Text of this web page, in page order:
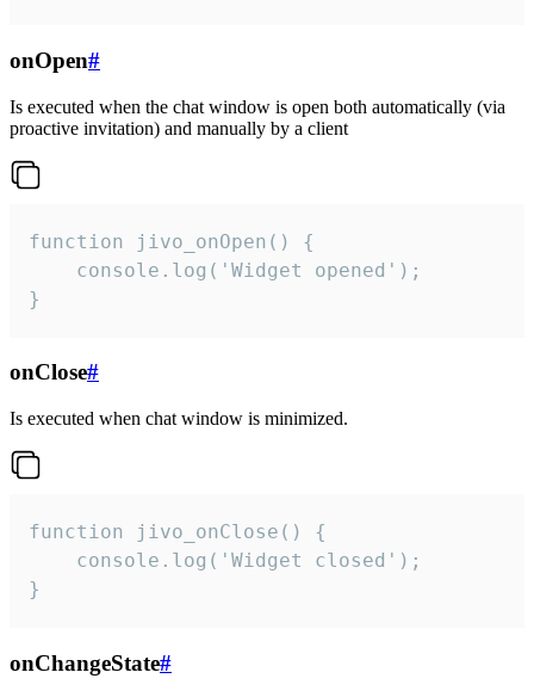
onOpen#
Is executed when the chat window is open both automatically (via
proactive invitation) and manually by a client
function jivo_onOpen() {
    console.log('Widget opened');
}
onClose#
Is executed when chat window is minimized.
function jivo_onClose() {
    console.log('Widget closed');
}
onChangeState#